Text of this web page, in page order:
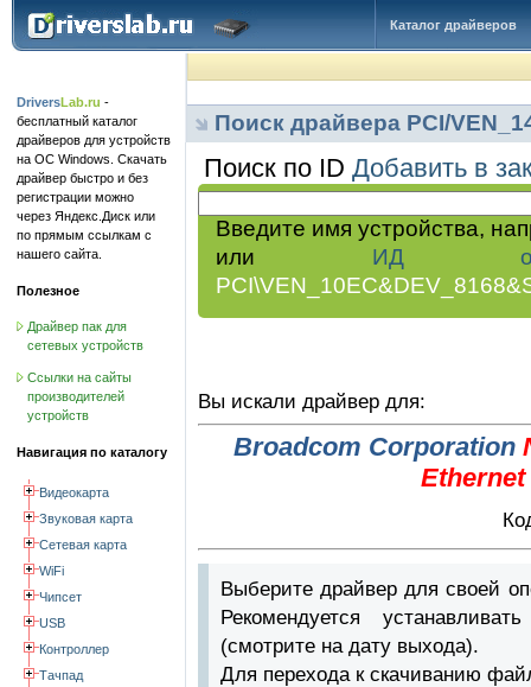
Каталог драйверов
DriversLab.ru -
бесплатный каталог
драйверов для устройств
на ОС Windows. Скачать
драйвер быстро и без
регистрации можно
через Яндекс.Диск или
по прямым ссылкам с
нашего сайта.
Полезное
Драйвер пак для
сетевых устройств
Ссылки на сайты
производителей
устройств
Навигация по каталогу
Видеокарта
Звуковая карта
Сетевая карта
WiFi
Чипсет
USB
Контроллер
Тачпад
Поиск драйвера PCI/
Поиск по ID Добавить в
Введите имя устройства,
или ИД
Вы искали драйвер для:
Broadcom Corporation
Выберите драйвер для своей
Рекомендуется
(смотрите на дату выхода).
Для перехода к скачиванию